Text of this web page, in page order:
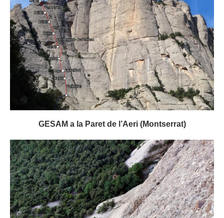
GESAM a la Paret de l’Aeri (Montserrat)